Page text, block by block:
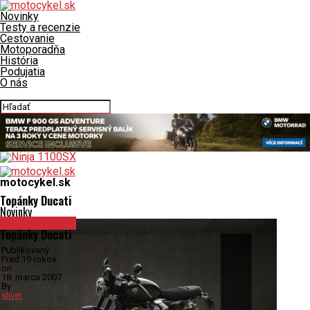
Novinky
Testy a recenzie
Cestovanie
Motoporadňa
História
Podujatia
O nás
motocykel.sk
Topánky Ducati
Novinky
Topánky Ducati
Publikovaný
Pred 19 rokov
on
18. marca 2007
By
sliver